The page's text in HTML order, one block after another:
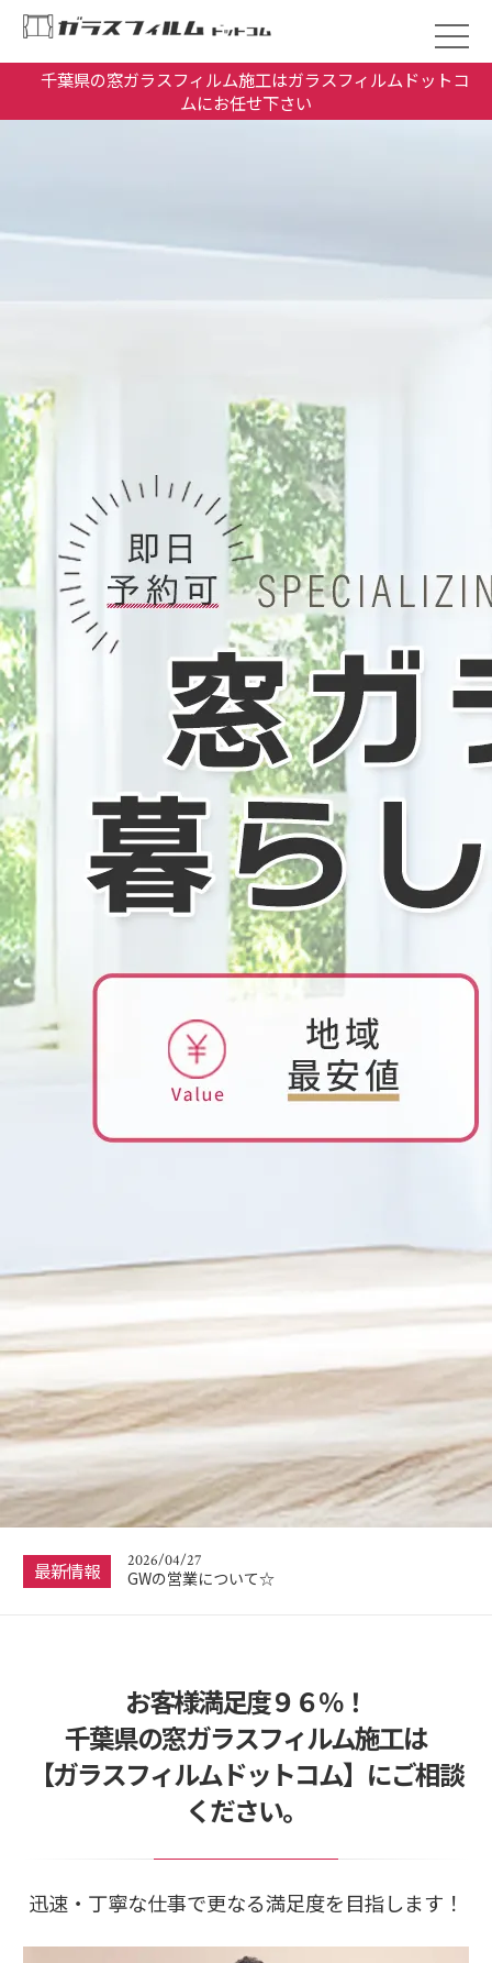
千葉県の窓ガラスフィルム施工はガラスフィルムドットコ
ムにお任せ下さい
最新情報
2025/12/03
くらしのマーケットアワード2025に入賞しまし
た！！
2026/07/10
☆夏季休暇について☆
2026/04/27
GWの営業について☆
2025/12/03
くらしのマーケットアワード2025に入賞しまし
た！！
2026/07/10
☆夏季休暇について☆
お客様満足度９６％！
千葉県の窓ガラスフィルム施工は
【ガラスフィルムドットコム】にご相談
ください。
迅速・丁寧な仕事で更なる満足度を目指します！